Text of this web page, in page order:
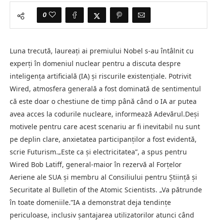
0
Luna trecută, laureați ai premiului Nobel s-au întâlnit cu
experți în domeniul nuclear pentru a discuta despre
inteligența artificială (IA) și riscurile existențiale. Potrivit
Wired, atmosfera generală a fost dominată de sentimentul
că este doar o chestiune de timp până când o IA ar putea
avea acces la codurile nucleare, informează Adevărul.Deși
motivele pentru care acest scenariu ar fi inevitabil nu sunt
pe deplin clare, anxietatea participanților a fost evidentă,
scrie Futurism.„Este ca și electricitatea”, a spus pentru
Wired Bob Latiff, general-maior în rezervă al Forțelor
Aeriene ale SUA și membru al Consiliului pentru Știință și
Securitate al Bulletin of the Atomic Scientists. „Va pătrunde
în toate domeniile.”IA a demonstrat deja tendințe
periculoase, inclusiv șantajarea utilizatorilor atunci când